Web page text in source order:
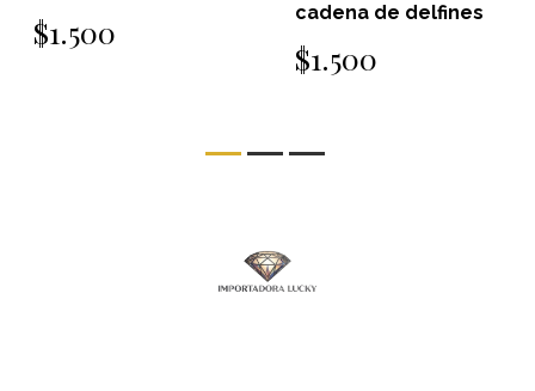
$1.500
cadena de delfines
$1.500